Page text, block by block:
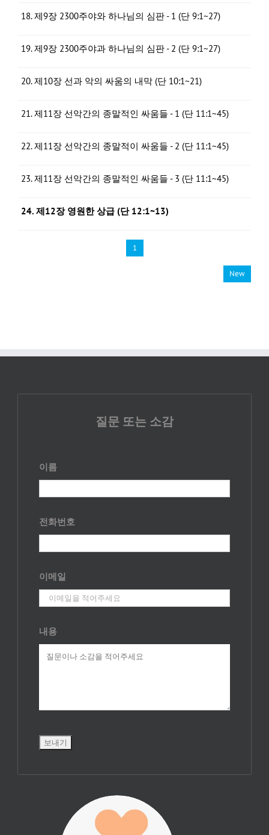
18. 제9장 2300주야와 하나님의 심판 - 1 (단 9:1~27)
19. 제9장 2300주야과 하나님의 심판 - 2 (단 9:1~27)
20. 제10장 선과 악의 싸움의 내막 (단 10:1~21)
21. 제11장 선악간의 종말적인 싸움들 - 1 (단 11:1~45)
22. 제11장 선악간의 종말적이 싸움들 - 2 (단 11:1~45)
23. 제11장 선악간의 종말적인 싸움들 - 3 (단 11:1~45)
24. 제12장 영원한 상급 (단 12:1~13)
1
New
질문 또는 소감
이름
전화번호
이메일
내용